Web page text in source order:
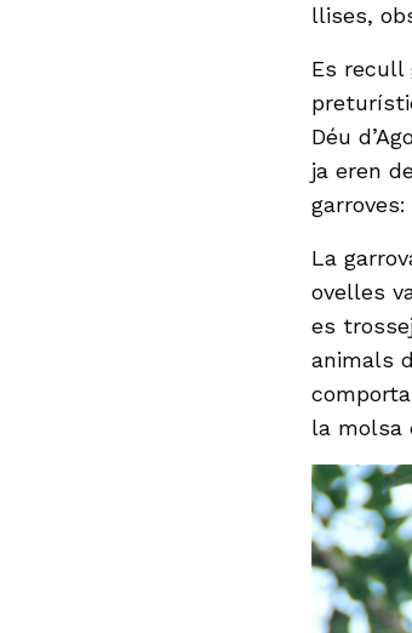
llises,
Es recull
Déu
ja eren
La
ovelles
es
animals
la molsa